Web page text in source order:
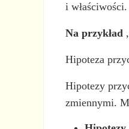
i właściwości.
Na przykład
Hipoteza
Hipotezy
zmiennymi.